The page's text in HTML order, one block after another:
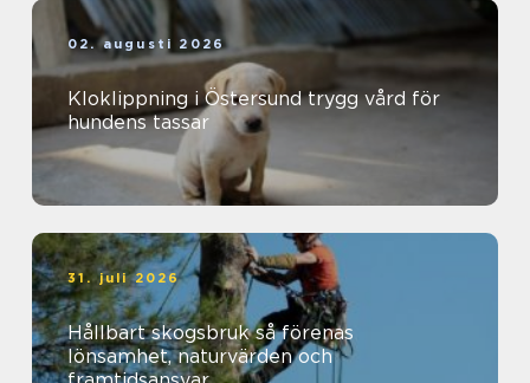
02. augusti 2026
Kloklippning i Östersund trygg vård för
hundens tassar
31. juli 2026
Hållbart skogsbruk så förenas
lönsamhet, naturvärden och